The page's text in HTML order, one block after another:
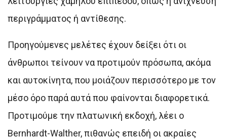
περιγράμματος ή αντίθεσης.
Προηγούμενες μελέτες έχουν δείξει ότι οι
άνθρωποι τείνουν να προτιμούν πρόσωπα, ακόμα
και αυτοκίνητα, που μοιάζουν περισσότερο με τον
μέσο όρο παρά αυτά που φαίνονται διαφορετικά.
Προτιμούμε την πλατωνική εκδοχή, λέει ο
Bernhardt-Walther, πιθανώς επειδή οι ακραίες